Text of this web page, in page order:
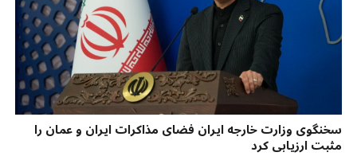
سخنگوی وزارت خارجه ایران فضای مذاکرات ایران و عمان را
مثبت ارزیابی کرد